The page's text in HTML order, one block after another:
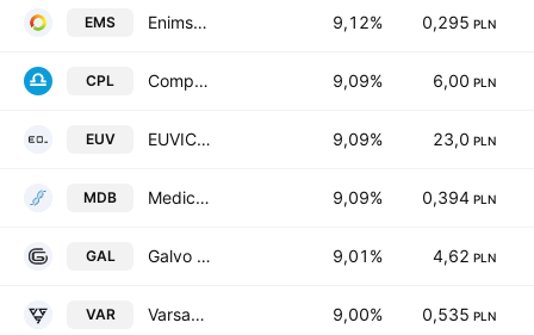
EMS Enimso Europe SA 9,12% 0,295 PLN
CPL Comperia.pl S.A. 9,09% 6,00 PLN
EUV EUVIC S.A. 9,09% 23,0 PLN
MDB Medicofarma Biotech Spolka Akcyjna 9,09% 0,394 PLN
GAL Galvo SA 9,01% 4,62 PLN
VAR Varsav Game Studios SA 9,00% 0,535 PLN